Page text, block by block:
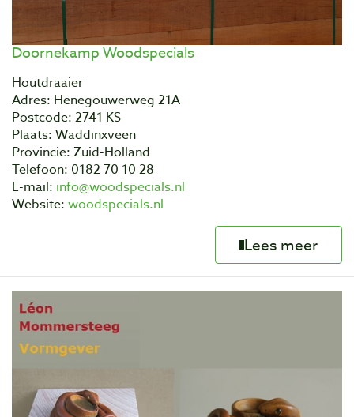
Doornekamp Woodspecials
Houtdraaier
Adres: Henegouwerweg 21A
Postcode: 2741 KS
Plaats: Waddinxveen
Provincie: Zuid-Holland
Telefoon: 0182 70 10 28
E-mail: info@woodspecials.nl
Website: woodspecials.nl
Lees meer